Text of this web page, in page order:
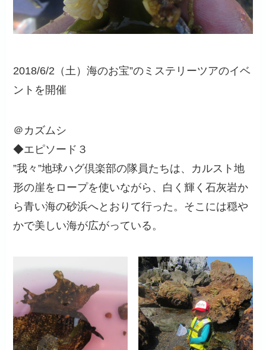
2018/6/2（土）海のお宝”のミステリーツアのイベ
ントを開催
＠カズムシ
◆エピソード３
”我々”地球ハグ倶楽部の隊員たちは、カルスト地
形の崖をロープを使いながら、白く輝く石灰岩か
ら青い海の砂浜へとおりて行った。そこには穏や
かで美しい海が広がっている。